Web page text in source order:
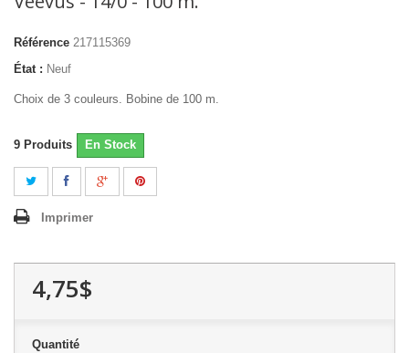
Référence 217115369
État : Neuf
Choix de 3 couleurs. Bobine de 100 m.
9 Produits En Stock
Imprimer
4,75$
Quantité